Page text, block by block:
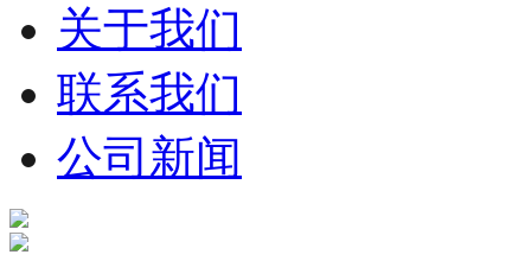
关于我们
联系我们
公司新闻